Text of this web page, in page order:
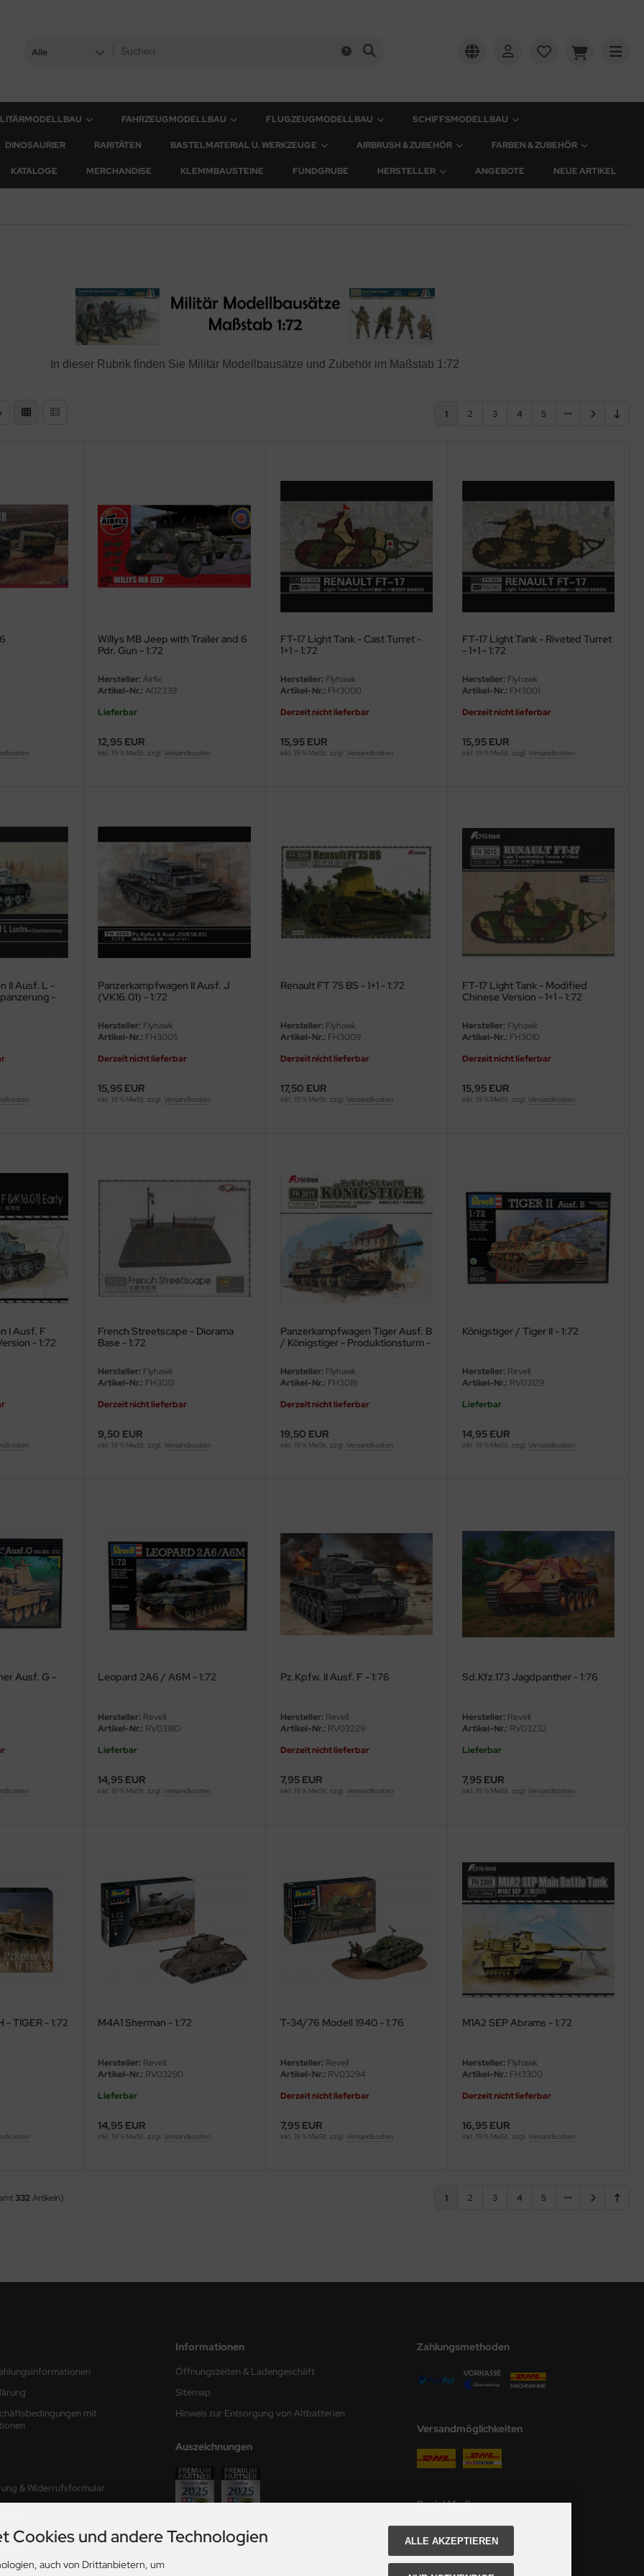
Alle
FAHRZEUGMODELLBAU FLUGZEUGMODELLBAU SCHIFFSMODELLBAU
DINOSAURIER RARITÄTEN BASTELMATERIAL U. WERKZEUGE AIRBRUSH & ZUBEHÖR FARBEN & ZUBEHÖR
KATALOGE MERCHANDISE KLEMMBAUSTEINE FUNDGRUBE HERSTELLER ANGEBOTE NEUE ARTIKEL
In dieser Rubrik finden Sie Militär Modellbausätze und Zubehör im Maßstab 1:72
1 2 3 4 5
Willys MB Jeep with Trailer and 6
Pdr. Gun - 1:72
Hersteller: Airfix
Artikel-Nr.: A02339
Lieferbar
12,95 EUR
inkl. 19 % MwSt. zzgl.Versandkosten
FT-17 Light Tank - Cast Turret -
1+1 - 1:72
Hersteller: Flyhawk
Artikel-Nr.: FH3000
Derzeit nicht lieferbar
15,95 EUR
inkl. 19 % MwSt. zzgl. Versandkosten
FT-17 Light Tank - Riveted Turret
- 1+1 - 1:72
Hersteller: Flyhawk
Artikel-Nr.: FH3001
Derzeit nicht lieferbar
15,95 EUR
inkl. 19 % MwSt. zzgl. Versandkosten
II Ausf. L -
-
Panzerkampfwagen II Ausf. J
(VK16.01) - 1:72
Hersteller: Flyhawk
Artikel-Nr.: FH3005
Derzeit nicht lieferbar
15,95 EUR
inkl. 19 % MwSt. zzgl.Versandkosten
Renault FT 75 BS - 1+1 - 1:72
Hersteller: Flyhawk
Artikel-Nr.: FH3009
Derzeit nicht lieferbar
17,50 EUR
inkl. 19 % MwSt. zzgl. Versandkosten
FT-17 Light Tank - Modified
Chinese Version - 1+1 - 1:72
Hersteller: Flyhawk
Artikel-Nr.: FH3010
Derzeit nicht lieferbar
15,95 EUR
inkl. 19 % MwSt. zzgl. Versandkosten
I Ausf. F
- 1:72
French Streetscape - Diorama
Base - 1:72
Hersteller: Flyhawk
Artikel-Nr.: FH3013
Derzeit nicht lieferbar
9,50 EUR
inkl. 19 % MwSt. zzgl.Versandkosten
Panzerkampfwagen Tiger Ausf. B
/ Königstiger - Produktionsturm -
Hersteller: Flyhawk
Artikel-Nr.: FH3019
Derzeit nicht lieferbar
19,50 EUR
inkl. 19 % MwSt. zzgl. Versandkosten
Königstiger / Tiger II - 1:72
Hersteller: Revell
Artikel-Nr.: RV03129
Lieferbar
14,95 EUR
inkl. 19 % MwSt. zzgl. Versandkosten
Ausf. G -
Leopard 2A6 / A6M - 1:72
Hersteller: Revell
Artikel-Nr.: RV03180
Lieferbar
14,95 EUR
inkl. 19 % MwSt. zzgl.Versandkosten
Pz.Kpfw. II Ausf. F - 1:76
Hersteller: Revell
Artikel-Nr.: RV03229
Derzeit nicht lieferbar
7,95 EUR
inkl. 19 % MwSt. zzgl. Versandkosten
Sd.Kfz.173 Jagdpanther - 1:76
Hersteller: Revell
Artikel-Nr.: RV03232
Lieferbar
7,95 EUR
inkl. 19 % MwSt. zzgl. Versandkosten
- TIGER - 1:72 M4A1 Sherman - 1:72
Hersteller: Revell
Artikel-Nr.: RV03290
Lieferbar
14,95 EUR
inkl. 19 % MwSt. zzgl.Versandkosten
T-34/76 Modell 1940 - 1:76
Hersteller: Revell
Artikel-Nr.: RV03294
Derzeit nicht lieferbar
7,95 EUR
inkl. 19 % MwSt. zzgl. Versandkosten
M1A2 SEP Abrams - 1:72
Hersteller: Flyhawk
Artikel-Nr.: FH3300
Derzeit nicht lieferbar
16,95 EUR
inkl. 19 % MwSt. zzgl. Versandkosten
332Artikeln) 1 2 3 4 5
mit
& Widerrufsformular
Informationen
Öffnungszeiten & Ladengeschäft
Sitemap
Hinweis zur Entsorgung von Altbatterien
Auszeichnungen
Zahlungsmethoden
Versandmöglichkeiten
Social Media
Cookies und andere Technologien
auch von Drittanbietern, um
ALLE AKZEPTIEREN